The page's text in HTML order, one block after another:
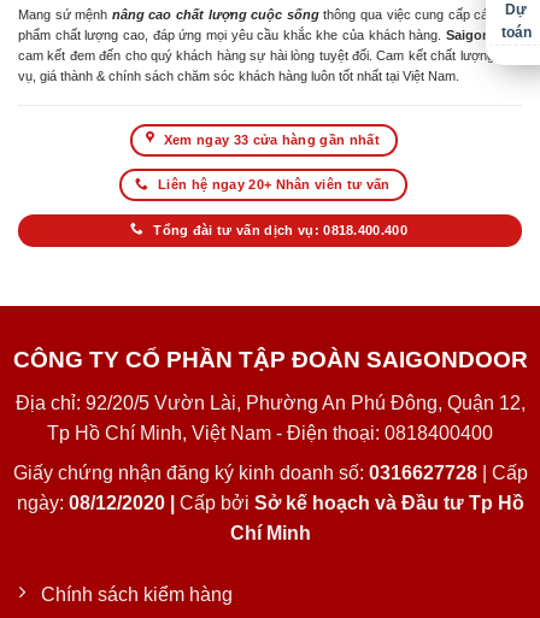
Mang sứ mệnh nâng cao chất lượng cuộc sốngthông qua việc cung cấp các sản
phẩm chất lượng cao, đáp ứng mọi yêu cầu khắc khe của khách hàng. SaigonDoor
cam kết đem đến cho quý khách hàng sự hài lòng tuyệt đối. Cam kết chất lượng dịch
vụ, giá thành & chính sách chăm sóc khách hàng luôn tốt nhất tại Việt Nam.
Xem ngay 33 cửa hàng gần nhất
Liên hệ ngay 20+ Nhân viên tư vấn
Tổng đài tư vấn dịch vụ: 0818.400.400
CÔNG TY CỔ PHẦN TẬP ĐOÀN SAIGONDOOR
Địa chỉ: 92/20/5 Vườn Lài, Phường An Phú Đông, Quận 12,
Tp Hồ Chí Minh, Việt Nam - Điện thoại: 0818400400
Giấy chứng nhận đăng ký kinh doanh số: 0316627728| Cấp
ngày: 08/12/2020 | Cấp bởi Sở kế hoạch và Đầu tư Tp Hồ
Chí Minh
Chính sách kiểm hàng
Dự
toán